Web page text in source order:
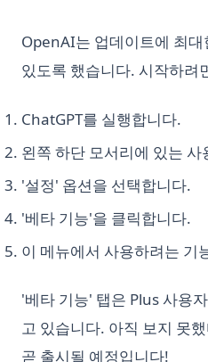
OpenAI는 업데이트에 최
있도록 했습니다. 시작하려
ChatGPT를 실행합니다.
왼쪽 하단 모서리에 있는
'설정' 옵션을 선택합니다.
'베타 기능'을 클릭합니다.
이 메뉴에서 사용하려는 기
'베타 기능' 탭은 Plus 사용
고 있습니다. 아직 보지 못
곧 출시될 예정입니다!